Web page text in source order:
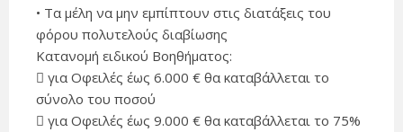
• Τα μέλη να μην εμπίπτουν στις διατάξεις του
φόρου πολυτελούς διαβίωσης
Κατανομή ειδικού Βοηθήματος:
 για Οφειλές έως 6.000 € θα καταβάλλεται το
σύνολο του ποσού
 για Οφειλές έως 9.000 € θα καταβάλλεται το 75%